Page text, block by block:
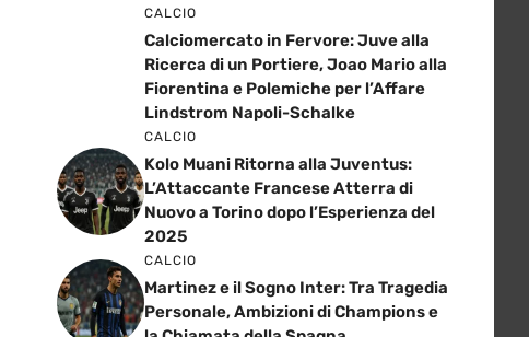
CALCIO
Calciomercato in Fervore: Juve alla
Ricerca di un Portiere, Joao Mario alla
Fiorentina e Polemiche per l’Affare
Lindstrom Napoli-Schalke
CALCIO
Kolo Muani Ritorna alla Juventus:
L’Attaccante Francese Atterra di
Nuovo a Torino dopo l’Esperienza del
2025
CALCIO
Martinez e il Sogno Inter: Tra Tragedia
Personale, Ambizioni di Champions e